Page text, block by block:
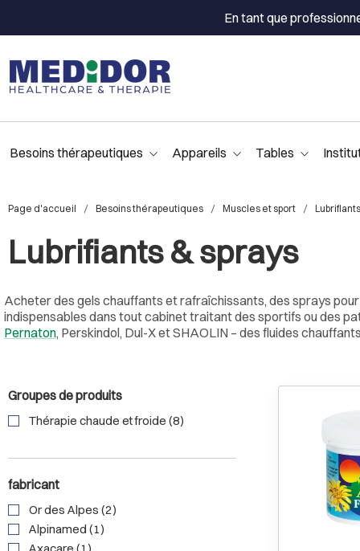
En tant que
Besoins thérapeutiques Appareils Tables
Page d'accueil Besoins thérapeutiques Muscles et sport
Lubrifiants & sprays
Acheter des gels chauffants et rafraîchissants, des sprays
indispensables dans tout cabinet traitant des sportifs ou des
Pernaton, Perskindol, Dul-X et SHAOLIN – des fluides
Groupes de produits
Thérapie chaude et froide (8)
fabricant
Or des Alpes (2)
Alpinamed (1)